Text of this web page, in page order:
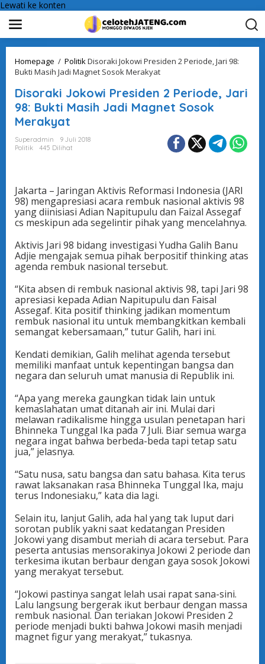
Lewati ke konten
Homepage / PolitikDisoraki Jokowi Presiden 2 Periode, Jari 98:
Bukti Masih Jadi Magnet Sosok Merakyat
Disoraki Jokowi Presiden 2 Periode, Jari
98: Bukti Masih Jadi Magnet Sosok
Merakyat
Superadmin
9 Juli 2018
Politik
445 Dilihat
Jakarta – Jaringan Aktivis Reformasi Indonesia (JARI
98) mengapresiasi acara rembuk nasional aktivis 98
yang diinisiasi Adian Napitupulu dan Faizal Assegaf
cs meskipun ada segelintir pihak yang mencelahnya.
Aktivis Jari 98 bidang investigasi Yudha Galih Banu
Adjie mengajak semua pihak berpositif thinking atas
agenda rembuk nasional tersebut.
“Kita absen di rembuk nasional aktivis 98, tapi Jari 98
apresiasi kepada Adian Napitupulu dan Faisal
Assegaf. Kita positif thinking jadikan momentum
rembuk nasional itu untuk membangkitkan kembali
semangat kebersamaan,” tutur Galih, hari ini.
Kendati demikian, Galih melihat agenda tersebut
memiliki manfaat untuk kepentingan bangsa dan
negara dan seluruh umat manusia di Republik ini.
“Apa yang mereka gaungkan tidak lain untuk
kemaslahatan umat ditanah air ini. Mulai dari
melawan radikalisme hingga usulan penetapan hari
Bhinneka Tunggal Ika pada 7 Juli. Biar semua warga
negara ingat bahwa berbeda-beda tapi tetap satu
jua,” jelasnya.
“Satu nusa, satu bangsa dan satu bahasa. Kita terus
rawat laksanakan rasa Bhinneka Tunggal Ika, maju
terus Indonesiaku,” kata dia lagi.
Selain itu, lanjut Galih, ada hal yang tak luput dari
sorotan publik yakni saat kedatangan Presiden
Jokowi yang disambut meriah di acara tersebut. Para
peserta antusias mensorakinya Jokowi 2 periode dan
terkesima ikutan berbaur dengan gaya sosok Jokowi
yang merakyat tersebut.
“Jokowi pastinya sangat lelah usai rapat sana-sini.
Lalu langsung bergerak ikut berbaur dengan massa
rembuk nasional. Dan teriakan Jokowi Presiden 2
periode menjadi bukti bahwa Jokowi masih menjadi
magnet figur yang merakyat,” tukasnya.